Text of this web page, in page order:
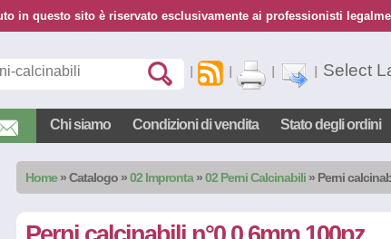
in questo sito è riservato esclusivamente ai professionisti
Select
Chi siamo Condizioni di vendita Stato degli ordini
Home »Catalogo »02 Impronta»02 Perni Calcinabili » Perni